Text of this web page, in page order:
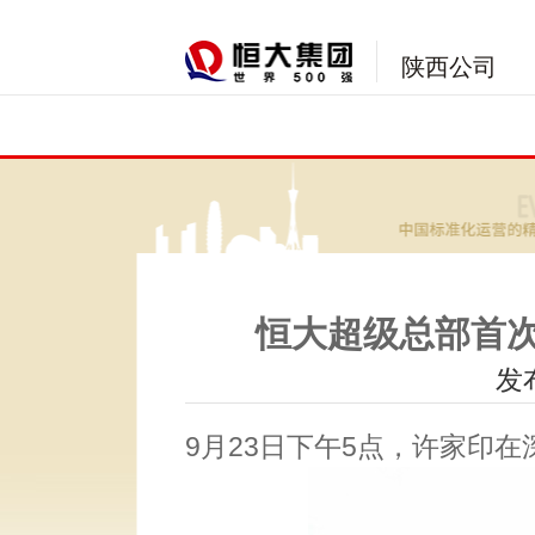
陕西公司
恒大超级总部首
发
9月23日下午5点，许家印